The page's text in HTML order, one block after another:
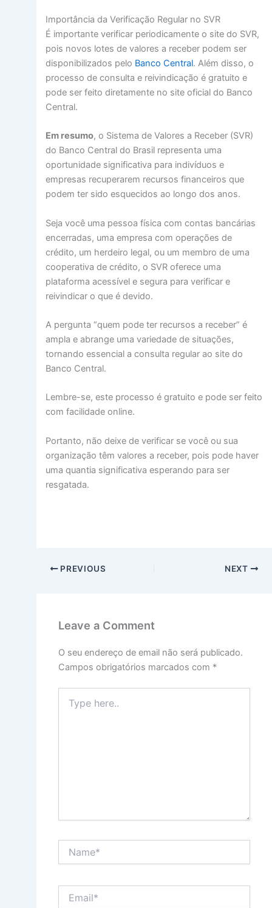
Importância da Verificação Regular no SVR
É importante verificar periodicamente o site do SVR,
pois novos lotes de valores a receber podem ser
disponibilizados pelo Banco Central. Além disso, o
processo de consulta e reivindicação é gratuito e
pode ser feito diretamente no site oficial do Banco
Central.
Em resumo, o Sistema de Valores a Receber (SVR)
do Banco Central do Brasil representa uma
oportunidade significativa para indivíduos e
empresas recuperarem recursos financeiros que
podem ter sido esquecidos ao longo dos anos.
Seja você uma pessoa física com contas bancárias
encerradas, uma empresa com operações de
crédito, um herdeiro legal, ou um membro de uma
cooperativa de crédito, o SVR oferece uma
plataforma acessível e segura para verificar e
reivindicar o que é devido.
A pergunta “quem pode ter recursos a receber” é
ampla e abrange uma variedade de situações,
tornando essencial a consulta regular ao site do
Banco Central.
Lembre-se, este processo é gratuito e pode ser feito
com facilidade online.
Portanto, não deixe de verificar se você ou sua
organização têm valores a receber, pois pode haver
uma quantia significativa esperando para ser
resgatada.
PREVIOUS NEXT
Leave a Comment
O seu endereço de email não será publicado.
Campos obrigatórios marcados com *
here..